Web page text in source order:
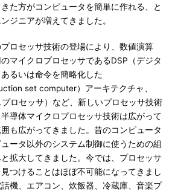
た方がコンピュータを簡単に作れる、と
ジニアが増えてきました。
ロセッサ技術の登場により、数値演算
のマイクロプロセッサであるDSP（デジタ
るいは命令を簡略化した
set computer）アーキテクチャ、
ロセッサ）など、新しいプロセッサ技術
導体マイクロプロセッサ技術は広がって
も広がってきました。昔のコンピュータ
ータ以外のシステム制御に使うための組
拡大してきました。今では、プロセッサ
つけることはほぼ不可能になってきまし
機、エアコン、炊飯器、冷蔵庫、音楽プ